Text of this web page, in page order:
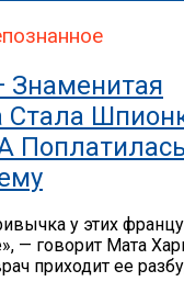
у этих
— говорит Мата
приходит ее